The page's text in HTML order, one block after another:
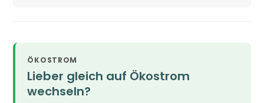
ÖKOSTROM
Lieber gleich auf Ökostrom
wechseln?